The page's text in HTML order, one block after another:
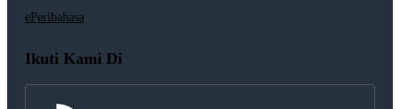
ePeribahasa
Ikuti Kami Di